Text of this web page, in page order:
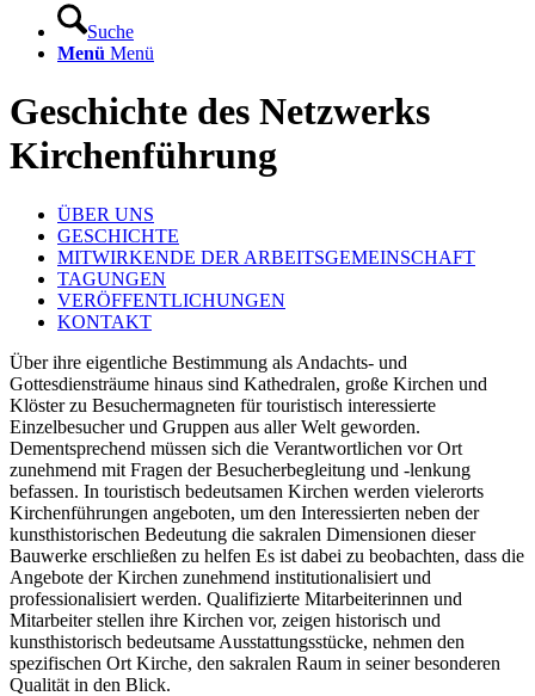
Suche
Menü Menü
Geschichte des Netzwerks
Kirchenführung
ÜBER UNS
GESCHICHTE
MITWIRKENDE DER ARBEITSGEMEINSCHAFT
TAGUNGEN
VERÖFFENTLICHUNGEN
KONTAKT
Über ihre eigentliche Bestimmung als Andachts- und
Gottesdiensträume hinaus sind Kathedralen, große Kirchen und
Klöster zu Besuchermagneten für touristisch interessierte
Einzelbesucher und Gruppen aus aller Welt geworden.
Dementsprechend müssen sich die Verantwortlichen vor Ort
zunehmend mit Fragen der Besucherbegleitung und -lenkung
befassen. In touristisch bedeutsamen Kirchen werden vielerorts
Kirchenführungen angeboten, um den Interessierten neben der
kunsthistorischen Bedeutung die sakralen Dimensionen dieser
Bauwerke erschließen zu helfen Es ist dabei zu beobachten, dass die
Angebote der Kirchen zunehmend institutionalisiert und
professionalisiert werden. Qualifizierte Mitarbeiterinnen und
Mitarbeiter stellen ihre Kirchen vor, zeigen historisch und
kunsthistorisch bedeutsame Ausstattungsstücke, nehmen den
spezifischen Ort Kirche, den sakralen Raum in seiner besonderen
Qualität in den Blick.